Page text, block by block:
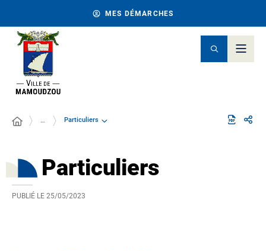
MES DÉMARCHES
… Particuliers
Particuliers
PUBLIÉ LE 25/05/2023